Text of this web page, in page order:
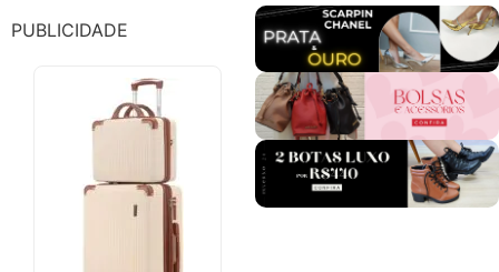
PUBLICIDADE